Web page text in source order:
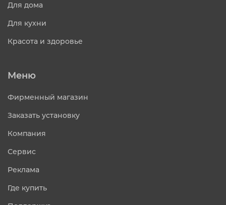
Для дома
Для кухни
Красота и здоровье
Меню
Фирменный магазин
Заказать установку
Компания
Сервис
Реклама
Где купить